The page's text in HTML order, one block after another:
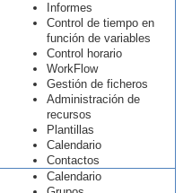
Informes
Control de tiempo en
función de variables
Control horario
WorkFlow
Gestión de ficheros
Administración de
recursos
Plantillas
Calendario
Contactos
Calendario